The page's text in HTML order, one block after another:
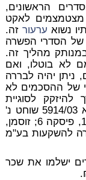
הראשונים,
מצטמצמים לאקט
נשוא ערעור זה.
של הסדרי הפשרה
במנותק מהליך זה.
לא בוטלו, ואם
יהיה לבררה
של ההסכמים לא
לסוגיית
התרופות החוזיות בגין ביטול הסכמים (ע"א 5914/03 שוחט נ'
"כלל" חברה לביטוח, תק-על 2005(2) 1197, פיסקה 6; זוסמן,
ש. ארצי, חברה להשקעות בע"מ
ישלמו את שכר